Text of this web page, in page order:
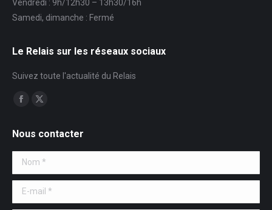
Vendredi : 9h/12h30 – 13h30/16h
Samedi, dimanche : Fermé
Le Relais sur les réseaux sociaux
Suivez toute l'actualité du Relais
Trouvez nous sur :
Facebook
opens
in
X
opens
in
Nous contacter
Nom *
E-mail *